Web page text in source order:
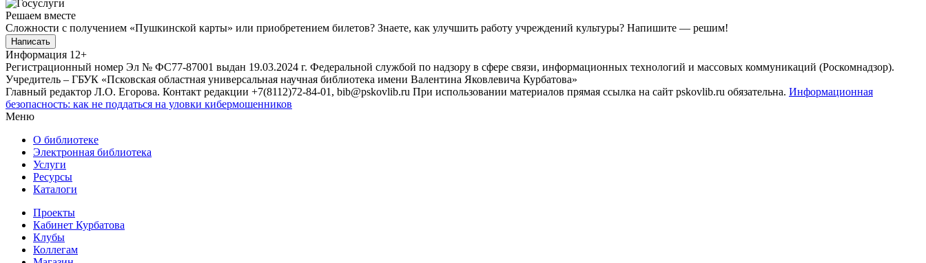
Решаем вместе
Сложности с получением «Пушкинской карты» или приобретением билетов? Знаете, как улучшить работу учреждений культуры? Напишите — решим!
Написать
Информация 12+
Регистрационный номер Эл № ФС77-87001 выдан 19.03.2024 г. Федеральной службой по надзору в сфере связи, информационных технологий и массовых коммуникаций (Роскомнадзор).
Учредитель – ГБУК «Псковская областная универсальная научная библиотека имени Валентина Яковлевича Курбатова»
Главный редактор Л.О. Егорова. Контакт редакции +7(8112)72-84-01, bib@pskovlib.ru При использовании материалов прямая ссылка на сайт pskovlib.ru обязательна. Информационная
безопасность: как не поддаться на уловки кибермошенников
Меню
О библиотеке
Электронная библиотека
Услуги
Ресурсы
Каталоги
Проекты
Кабинет Курбатова
Клубы
Коллегам